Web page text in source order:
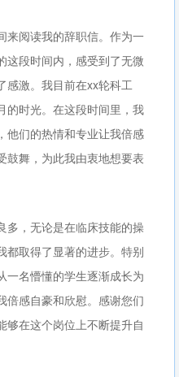
来阅读我的辞职信。作为一
这段时间内，感受到了无微
感激。我目前在xx轮科工
的时光。在这段时间里，我
他们的热情和专业让我倍感
鼓舞，为此我由衷地想要表
多，无论是在临床技能的操
都取得了显著的进步。特别
一名懵懂的学生逐渐成长为
倍感自豪和欣慰。感谢您们
够在这个岗位上不断提升自